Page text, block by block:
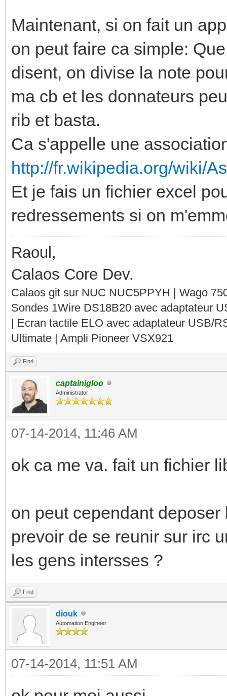
Maintenant, si on fait un
on peut faire ca simple:
disent, on divise la note
ma cb et les donnateurs
rib et basta.
Ca s'appelle une
http://fr.wikipedia.org/wiki/
Et je fais un fichier excel
redressements si on
Raoul,
Calaos Core Dev.
Calaos git sur NUC NUC5PPYH | Wago
Sondes 1Wire DS18B20 avec adaptateur
| Ecran tactile ELO avec adaptateur USB/
Ultimate | Ampli Pioneer VSX921
Find
captainigloo
Administrator
07-14-2014, 11:46 AM
ok ca me va. fait un fichier
on peut cependant
prevoir de se reunir sur irc
les gens intersses ?
Find
diouk
Automation Engineer
07-14-2014, 11:51 AM